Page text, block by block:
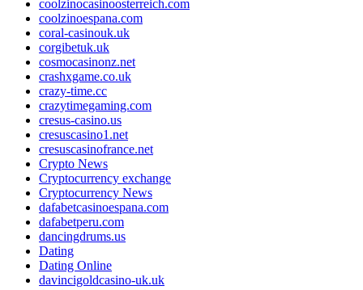
coolzinocasinoosterreich.com
coolzinoespana.com
coral-casinouk.uk
corgibetuk.uk
cosmocasinonz.net
crashxgame.co.uk
crazy-time.cc
crazytimegaming.com
cresus-casino.us
cresuscasino1.net
cresuscasinofrance.net
Crypto News
Cryptocurrency exchange
Cryptocurrency News
dafabetcasinoespana.com
dafabetperu.com
dancingdrums.us
Dating
Dating Online
davincigoldcasino-uk.uk